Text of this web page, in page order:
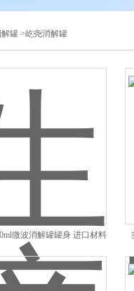
罐 >屹尧消解罐
微波消解罐罐身 进口材料